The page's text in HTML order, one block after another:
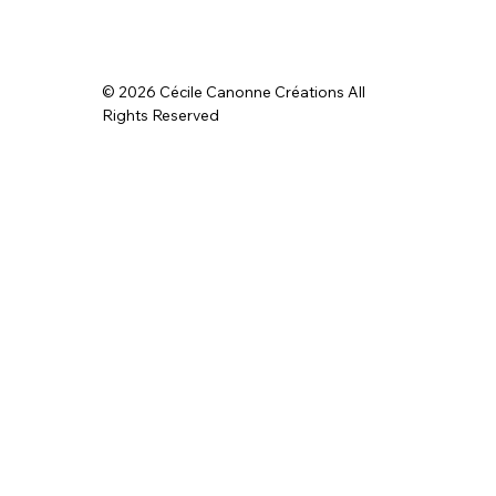
© 2026 Cécile Canonne Créations All
Rights Reserved